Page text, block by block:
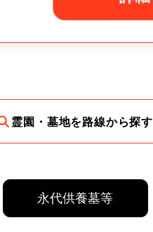
霊園・墓地を路線から探す
永代供養墓等